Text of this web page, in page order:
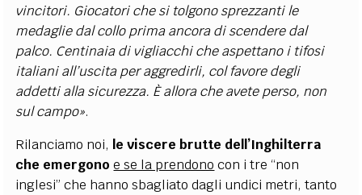
vincitori. Giocatori che si tolgono sprezzanti le
medaglie dal collo prima ancora di scendere dal
palco. Centinaia di vigliacchi che aspettano i tifosi
italiani all’uscita per aggredirli, col favore degli
addetti alla sicurezza. È allora che avete perso, non
sul campo».
Rilanciamo noi, le viscere brutte dell’Inghilterra
che emergono e se la prendono con i tre “non
inglesi” che hanno sbagliato dagli undici metri, tanto